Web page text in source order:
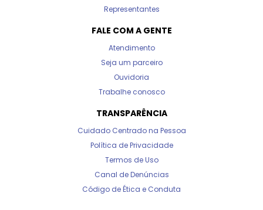
Representantes
FALE COM A GENTE
Atendimento
Seja um parceiro
Ouvidoria
Trabalhe conosco
TRANSPARÊNCIA
Cuidado Centrado na Pessoa
Política de Privacidade
Termos de Uso
Canal de Denúncias
Código de Ética e Conduta